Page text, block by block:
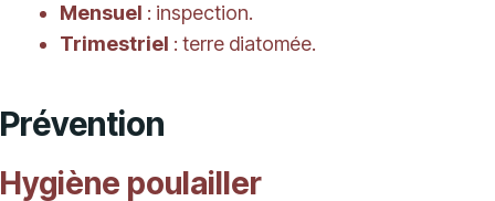
Mensuel : inspection.
Trimestriel : terre diatomée.
Prévention
Hygiène poulailler